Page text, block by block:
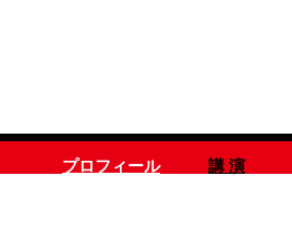
プロフィール 講 演